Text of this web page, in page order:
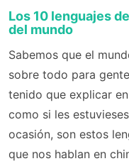
Los 10 lenguajes
del mundo
Sabemos que el
sobre todo para
tenido que explicar
como si les
ocasión, son estos
que nos hablan en